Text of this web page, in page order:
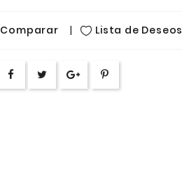
Comparar Lista de Deseos